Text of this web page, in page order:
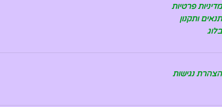
מדיניות פרטיות
תנאים ותקנון
בלוג
הצהרת נגישות